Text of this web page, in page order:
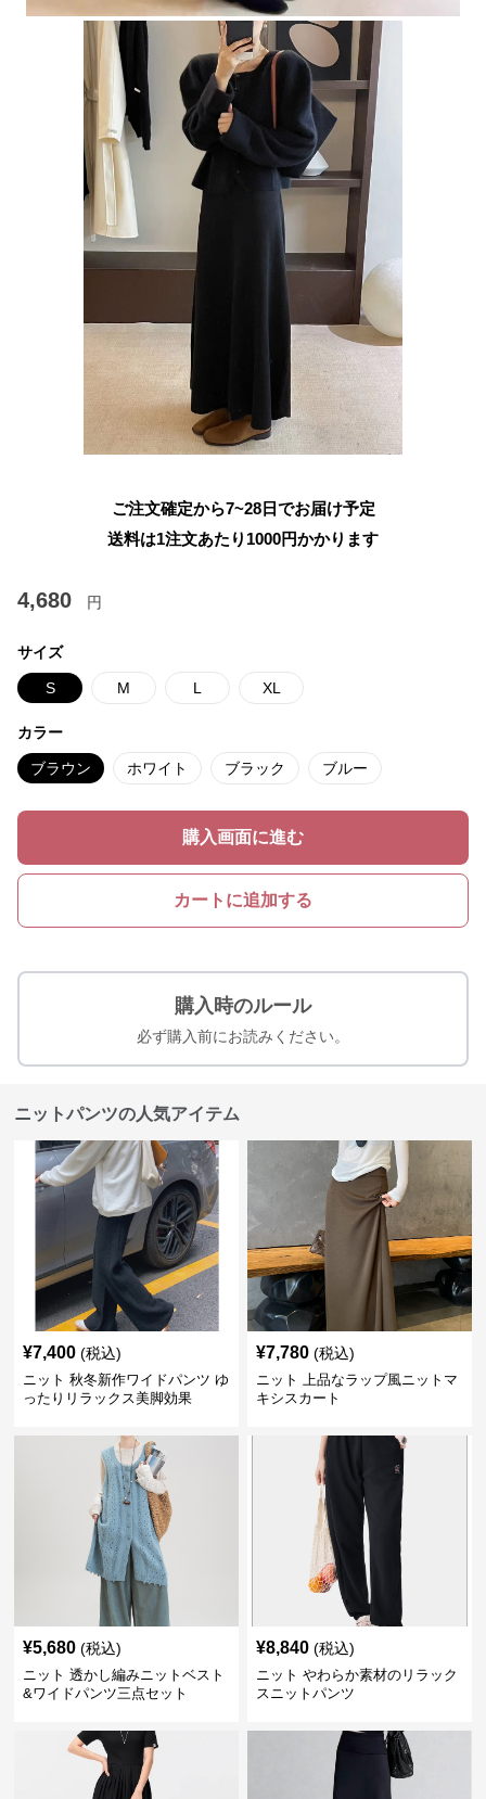
ご注文確定から7~28日でお届け予定
送料は1注文あたり 1000円かかります
4,680 円
サイズ
S M L XL
カラー
ブラウン ホワイト ブラック ブルー
購入画面に進む
カートに追加する
購入時のルール
必ず購入前にお読みください。
ニットパンツの人気アイテム
¥7,400 (税込)
ニット 秋冬新作ワイドパンツ ゆ
ったりリラックス美脚効果
¥7,780 (税込)
ニット 上品なラップ風ニットマ
キシスカート
¥5,680 (税込)
ニット 透かし編みニットベスト
&ワイドパンツ三点セット
¥8,840 (税込)
ニット やわらか素材のリラック
スニットパンツ